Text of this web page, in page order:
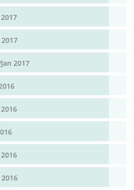
2017